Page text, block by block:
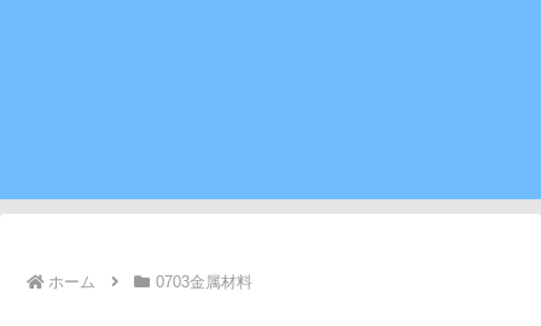
ホーム 0703金属材料